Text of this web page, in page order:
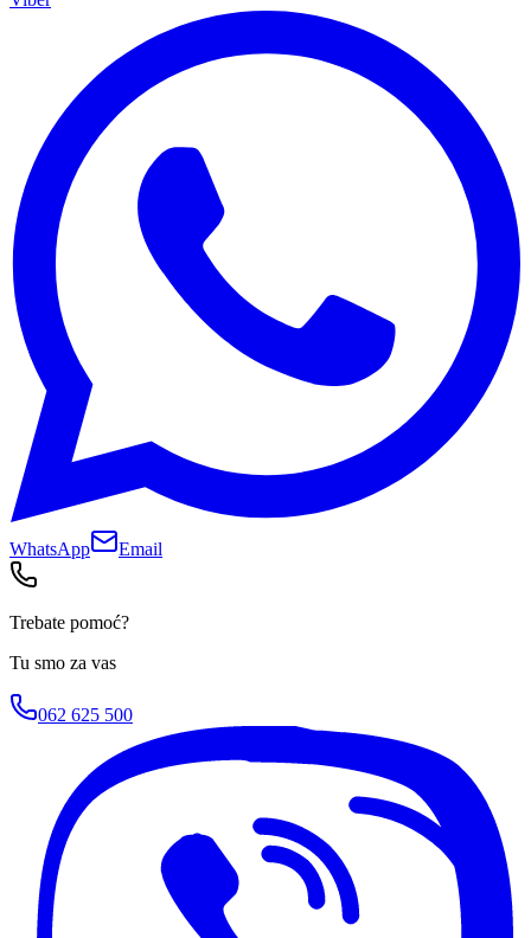
WhatsApp Email
Trebate pomoć?
Tu smo za vas
062 625 500